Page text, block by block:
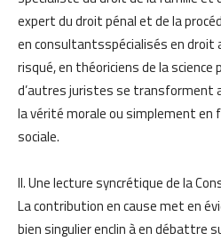
expert du droit pénal et de la
en consultantsspécialisés en
risqué, en théoriciens de la science
d’autres juristes se transforment
la vérité morale ou simplement en
sociale.
II. Une lecture syncrétique de la
La contribution en cause met en
bien singulier enclin à en débattre